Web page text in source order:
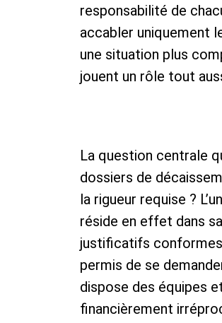
responsabilité de
accabler uniquement
une situation plus
jouent un rôle tout
La question centrale
dossiers de
la rigueur requise ?
réside en effet dans
justificatifs
permis de se
dispose des équipes
financièrement